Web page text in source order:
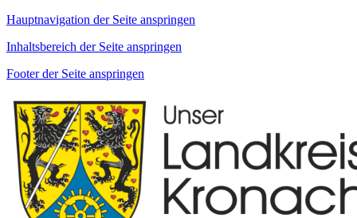
Hauptnavigation der Seite anspringen
Inhaltsbereich der Seite anspringen
Footer der Seite anspringen